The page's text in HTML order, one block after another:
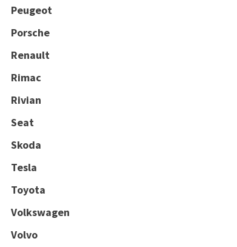
Peugeot
Porsche
Renault
Rimac
Rivian
Seat
Skoda
Tesla
Toyota
Volkswagen
Volvo